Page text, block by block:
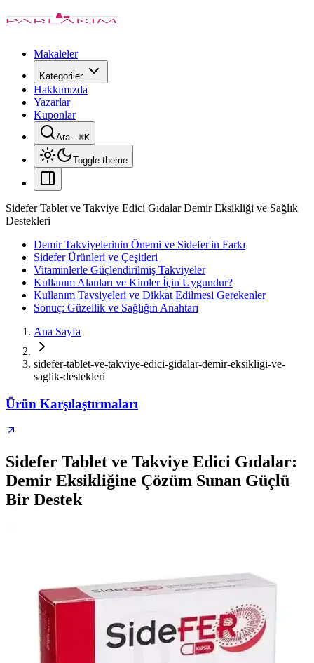
Makaleler
Kategoriler
Hakkımızda
Yazarlar
Kuponlar
Ara...⌘K
Toggle theme
Sidefer Tablet ve Takviye Edici Gıdalar Demir Eksikliği ve Sağlık
Destekleri
Demir Takviyelerinin Önemi ve Sidefer'in Farkı
Sidefer Ürünleri ve Çeşitleri
Vitaminlerle Güçlendirilmiş Takviyeler
Kullanım Alanları ve Kimler İçin Uygundur?
Kullanım Tavsiyeleri ve Dikkat Edilmesi Gerekenler
Sonuç: Güzellik ve Sağlığın Anahtarı
Ana Sayfa
sidefer-tablet-ve-takviye-edici-gidalar-demir-eksikligi-ve-
saglik-destekleri
Ürün Karşılaştırmaları
Sidefer Tablet ve Takviye Edici Gıdalar:
Demir Eksikliğine Çözüm Sunan Güçlü
Bir Destek